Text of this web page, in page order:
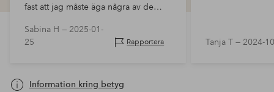
fast att jag måste äga några av de
Sabina H — 2025-01-
25
Rapportera Tanja T — 2024-
Information kring betyg